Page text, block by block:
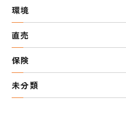
環境
直売
保険
未分類